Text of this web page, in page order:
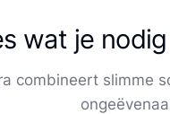
wat je
combineert slimme